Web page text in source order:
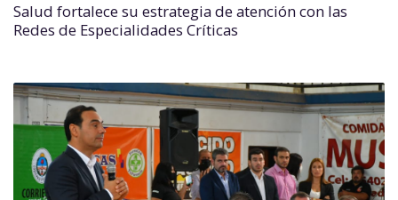
Salud fortalece su estrategia de atención con las
Redes de Especialidades Críticas